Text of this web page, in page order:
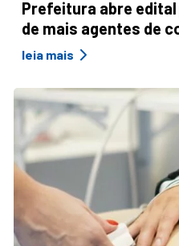
Prefeitura abre
de mais agentes de
leia mais